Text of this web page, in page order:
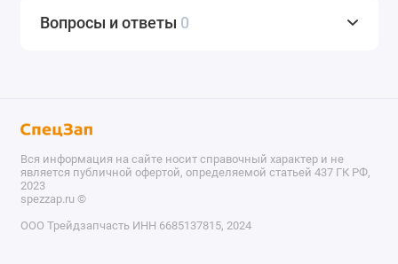
Вопросы и ответы 0
Вся информация на сайте носит справочный характер и не
является публичной офертой, определяемой статьей 437 ГК РФ,
2023
spezzap.ru ©️
ООО Трейдзапчасть ИНН 6685137815, 2024